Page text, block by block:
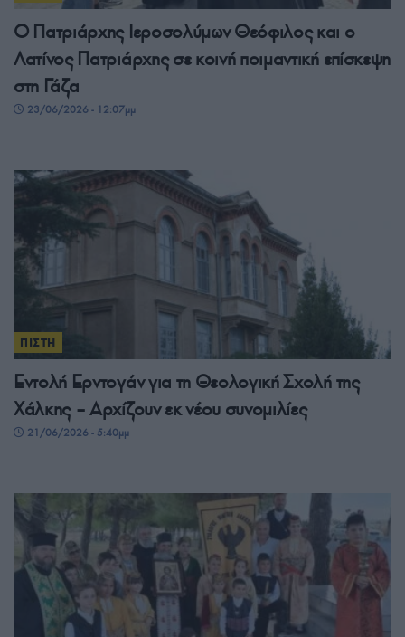
Ο Πατριάρχης Ιεροσολύμων Θεόφιλος και ο
Λατίνος Πατριάρχης σε κοινή ποιμαντική επίσκεψη
στη Γάζα
23/06/2026 - 12:07μμ
ΠΙΣΤΗ
Εντολή Ερντογάν για τη Θεολογική Σχολή της
Χάλκης – Αρχίζουν εκ νέου συνομιλίες
21/06/2026 - 5:40μμ